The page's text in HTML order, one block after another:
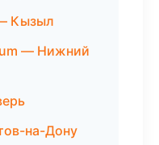
Кызыл
— Нижний
на-Дону